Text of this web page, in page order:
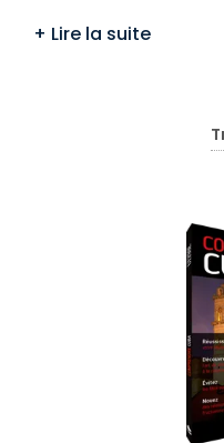
lisent
effectué de très
s'est attardé à y